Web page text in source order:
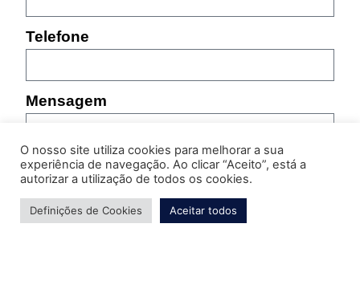
O nosso site utiliza cookies para melhorar a sua
experiência de navegação. Ao clicar “Aceito”, está a
autorizar a utilização de todos os cookies.
Definições de Cookies Aceitar todos
Telefone
Mensagem
Por favor, indique as características do produto sobre